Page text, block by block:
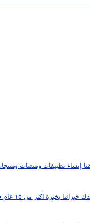
التوسع والانتشار بشكل أفضل من أي وقت مضى